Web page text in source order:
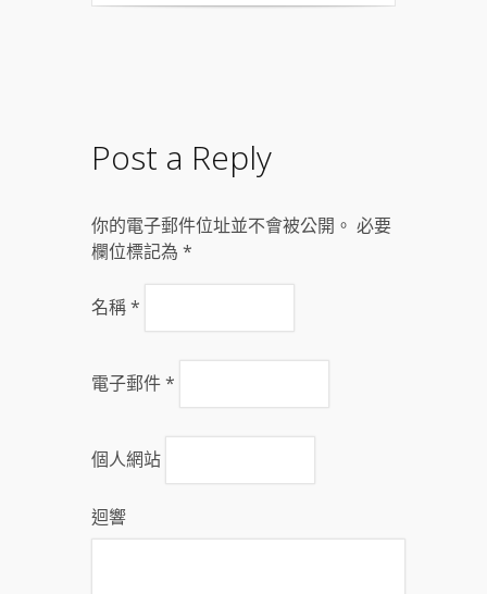
Post a Reply
你的電子郵件位址並不會被公開。 必要
欄位標記為 *
名稱*
電子郵件*
個人網站
迴響